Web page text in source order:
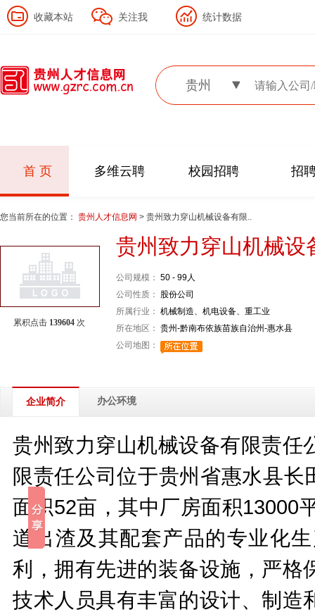
收藏本站 关注我 统计数据
贵州
首 页 多维云聘 校园招聘 招
您当前所在的位置： 贵州人才信息网 > 贵州致力穿山机械设备有限..
累积点击 139604 次
贵州致力穿山机械设
公司规模： 50 - 99人
公司性质：
股份公司
所属行业： 机械制造、机电设备、重工业
所在地区： 贵州-黔南布依族苗族自治州-惠水县
公司地图：
企业简介 办公环境
贵州致力穿山机械设备有限责任
限责任公司位于贵州省惠水县
面积52亩，其中厂房面积13000
道出渣及其配套产品的专业化
利，拥有先进的装备设施，严格
技术人员具有丰富的设计、制造